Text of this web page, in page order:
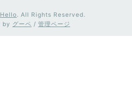
. All Rights Reserved.
by グーペ / 管理ページ